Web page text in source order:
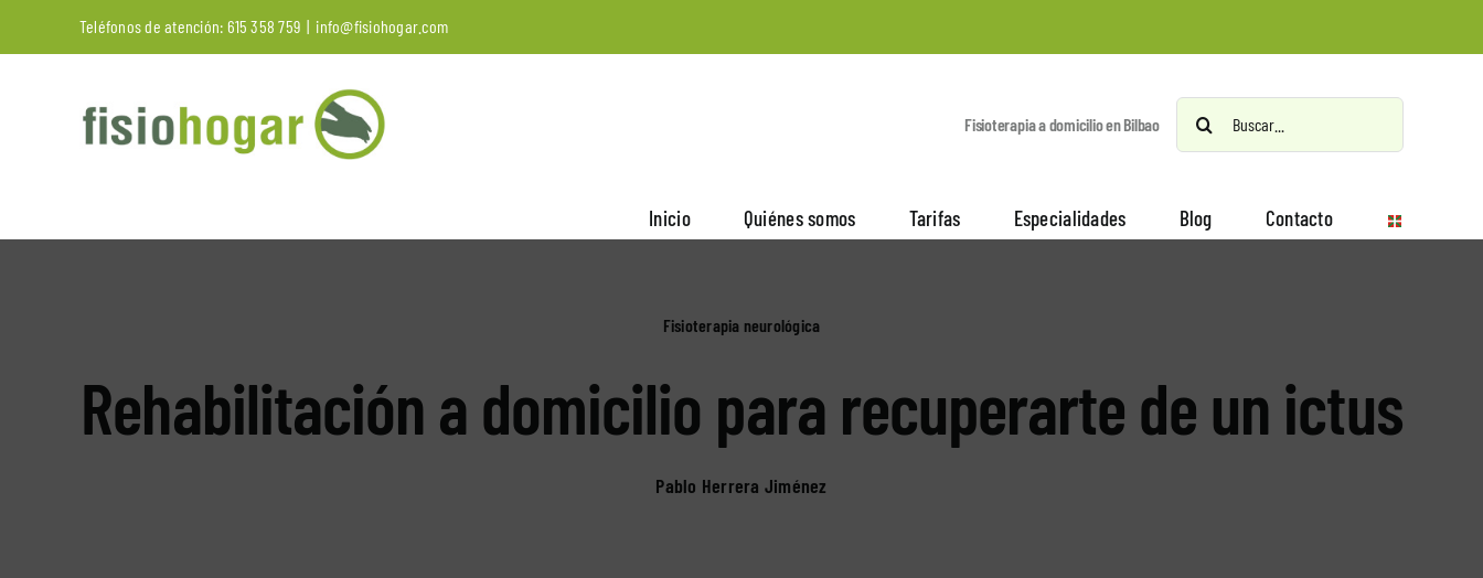
Teléfonos de atención: 615 358 759 | info@fisiohogar.com
Fisioterapia a domicilio en Bilbao
Inicio Quiénes somos Tarifas Especialidades Blog Contacto
Fisioterapia neurológica
Rehabilitación a domicilio para recuperarte de un ictus
Pablo Herrera Jiménez